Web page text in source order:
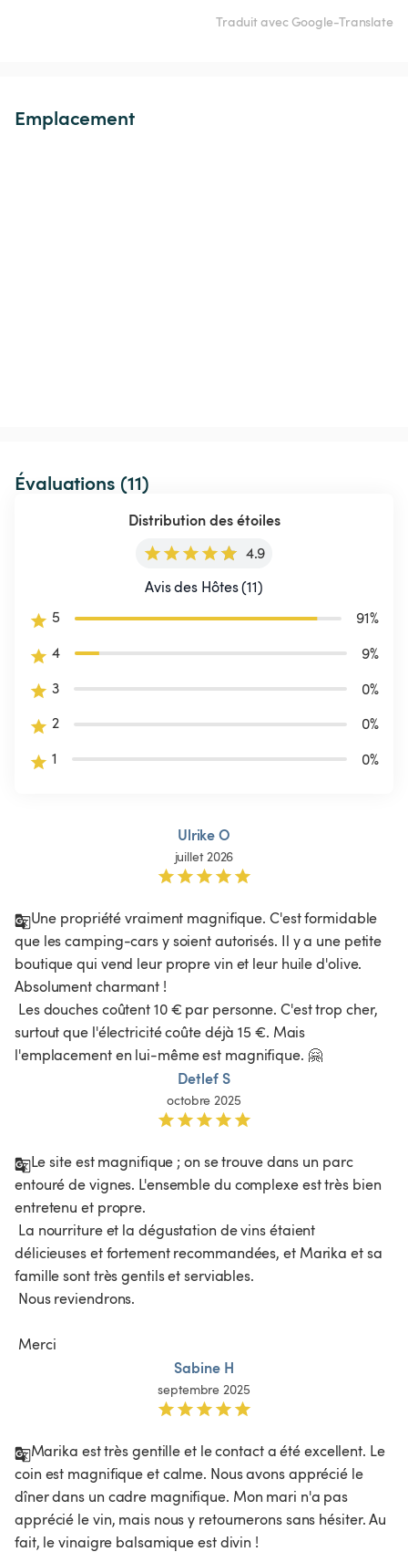
Traduit avec Google-Translate
Emplacement
Évaluations (11)
Distribution des étoiles
4.9
Avis des Hôtes (11)
5
91%
4
9%
3
0%
2
0%
1
0%
Ulrike O
juillet 2026
Une propriété vraiment magnifique. C'est formidable
que les camping-cars y soient autorisés. Il y a une petite
boutique qui vend leur propre vin et leur huile d'olive.
Absolument charmant !
surtout que l'électricité coûte déjà 15 €. Mais
l'emplacement en lui-même est magnifique. 🤗
Detlef S
octobre 2025
Le site est magnifique ; on se trouve dans un parc
entouré de vignes. L'ensemble du complexe est très bien
entretenu et propre.
délicieuses et fortement recommandées, et Marika et sa
famille sont très gentils et serviables.
Merci
Sabine H
septembre 2025
Marika est très gentille et le contact a été excellent. Le
coin est magnifique et calme. Nous avons apprécié le
dîner dans un cadre magnifique. Mon mari n'a pas
apprécié le vin, mais nous y retournerons sans hésiter. Au
fait, le vinaigre balsamique est divin !